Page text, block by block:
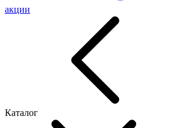
акции
Каталог